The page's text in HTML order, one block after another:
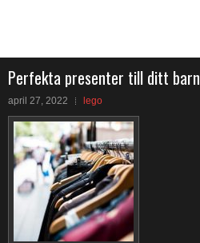
Perfekta presenter till ditt barn
april 27, 2022 lego